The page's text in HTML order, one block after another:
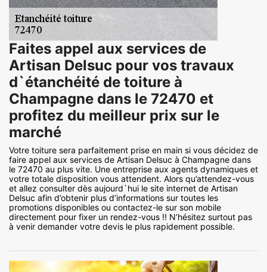
Faites appel aux services de
Artisan Delsuc pour vos travaux
d`étanchéité de toiture à
Champagne dans le 72470 et
profitez du meilleur prix sur le
marché
Votre toiture sera parfaitement prise en main si vous décidez de
faire appel aux services de Artisan Delsuc à Champagne dans
le 72470 au plus vite. Une entreprise aux agents dynamiques et
votre totale disposition vous attendent. Alors qu’attendez-vous
et allez consulter dès aujourd`hui le site internet de Artisan
Delsuc afin d’obtenir plus d’informations sur toutes les
promotions disponibles ou contactez-le sur son mobile
directement pour fixer un rendez-vous !! N’hésitez surtout pas
à venir demander votre devis le plus rapidement possible.